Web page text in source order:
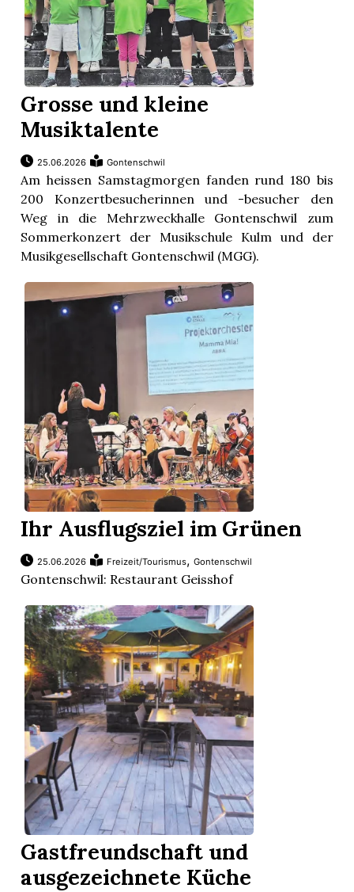
Grosse und kleine
Musiktalente
25.06.2026 Gontenschwil
Am heissen Samstagmorgen fanden rund 180 bis
200 Konzertbesucherinnen und -besucher den
Weg in die Mehrzweckhalle Gontenschwil zum
Sommerkonzert der Musikschule Kulm und der
Musikgesellschaft Gontenschwil (MGG).
Ihr Ausflugsziel im Grünen
25.06.2026 Freizeit/Tourismus,Gontenschwil
Gontenschwil: Restaurant Geisshof
Gastfreundschaft und
ausgezeichnete Küche